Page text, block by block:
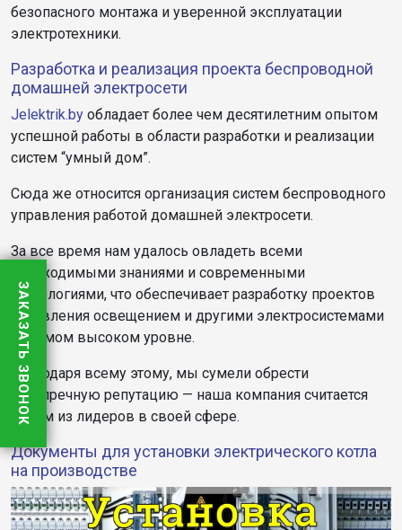
безопасного монтажа и уверенной эксплуатации
электротехники.
Разработка и реализация проекта беспроводной
домашней электросети
Jelektrik.by обладает более чем десятилетним опытом
успешной работы в области разработки и реализации
систем “умный дом”.
Сюда же относится организация систем беспроводного
управления работой домашней электросети.
За все время нам удалось овладеть всеми
необходимыми знаниями и современными
технологиями, что обеспечивает разработку проектов
управления освещением и другими электросистемами
на самом высоком уровне.
Благодаря всему этому, мы сумели обрести
безупречную репутацию — наша компания считается
одним из лидеров в своей сфере.
Документы для установки электрического котла
на производстве
ЗАКАЗАТЬ ЗВОНОК